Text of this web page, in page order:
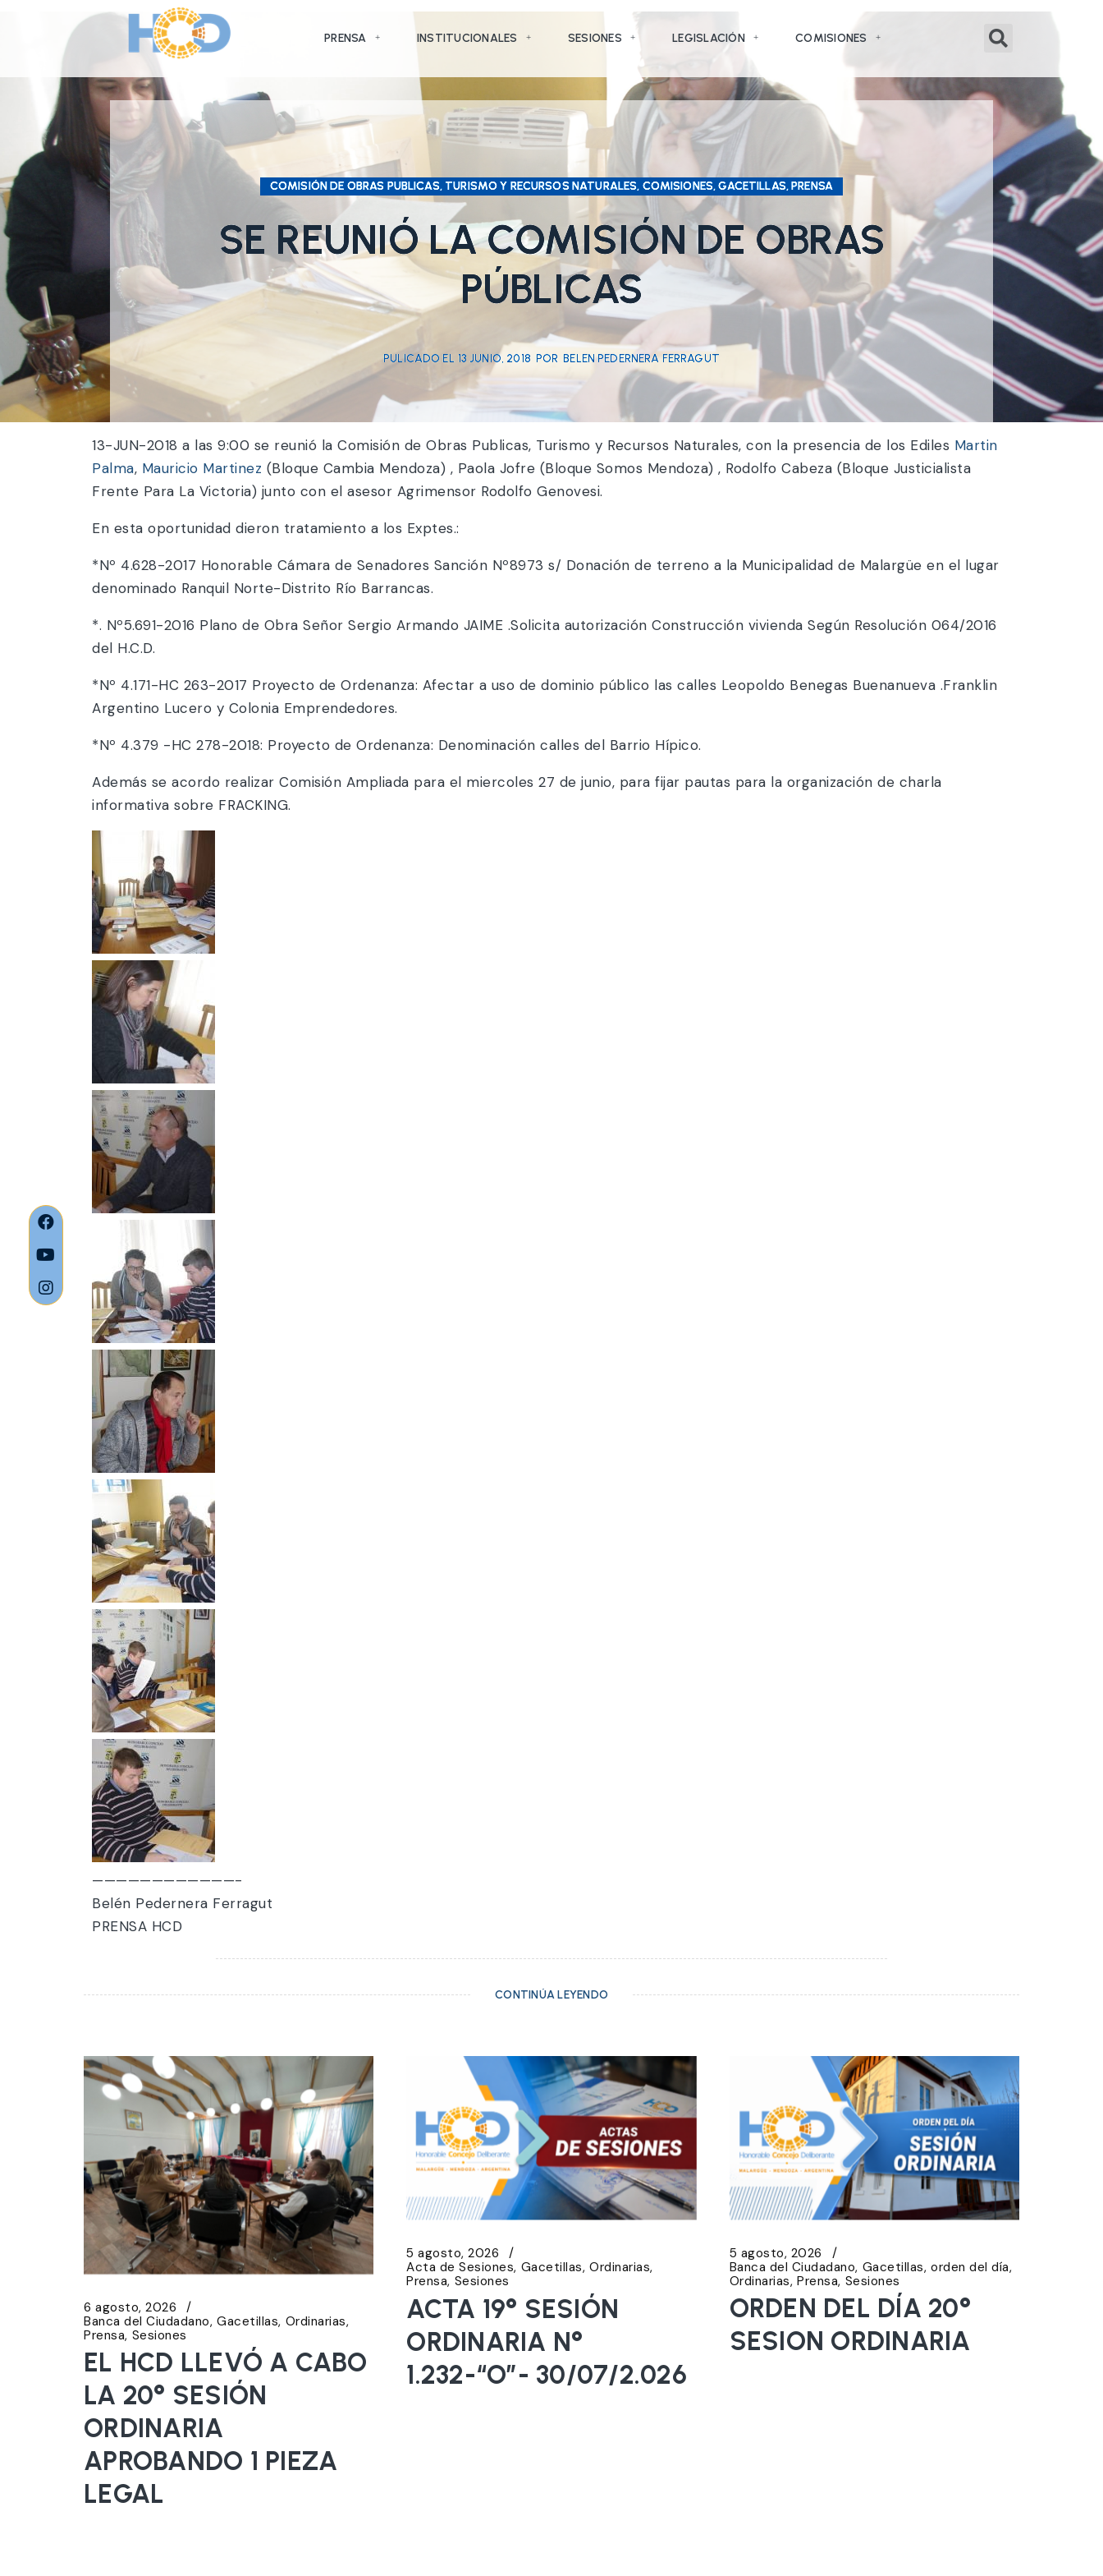
PRENSA INSTITUCIONALES SESIONES LEGISLACIÓN COMISIONES
COMISIÓN DE OBRAS PUBLICAS, TURISMO Y RECURSOS NATURALES, COMISIONES, GACETILLAS, PRENSA
SE REUNIÓ LA COMISIÓN DE OBRAS
PÚBLICAS
PULICADO EL 13 JUNIO, 2018 POR BELEN PEDERNERA FERRAGUT
13-JUN-2018 a las 9:00 se reunió la Comisión de Obras Publicas, Turismo y Recursos Naturales, con la presencia de los Ediles Martin
Palma, Mauricio Martinez (Bloque Cambia Mendoza) , Paola Jofre (Bloque Somos Mendoza) , Rodolfo Cabeza (Bloque Justicialista
Frente Para La Victoria) junto con el asesor Agrimensor Rodolfo Genovesi.
En esta oportunidad dieron tratamiento a los Exptes.:
*Nº 4.628-2017 Honorable Cámara de Senadores Sanción Nº8973 s/ Donación de terreno a la Municipalidad de Malargüe en el lugar
denominado Ranquil Norte-Distrito Río Barrancas.
*. Nº5.691-2016 Plano de Obra Señor Sergio Armando JAIME .Solicita autorización Construcción vivienda Según Resolución 064/2016
del H.C.D.
*Nº 4.171-HC 263-2017 Proyecto de Ordenanza: Afectar a uso de dominio público las calles Leopoldo Benegas Buenanueva .Franklin
Argentino Lucero y Colonia Emprendedores.
*Nº 4.379 -HC 278-2018: Proyecto de Ordenanza: Denominación calles del Barrio Hípico.
Además se acordo realizar Comisión Ampliada para el miercoles 27 de junio, para fijar pautas para la organización de charla
informativa sobre FRACKING.
————————————-
Belén Pedernera Ferragut
PRENSA HCD
CONTINÚA LEYENDO
6 agosto, 2026
Banca del Ciudadano Gacetillas Ordinarias
Prensa Sesiones
EL HCD LLEVÓ A CABO
LA 20° SESIÓN
ORDINARIA
APROBANDO 1 PIEZA
LEGAL
5 agosto, 2026
Acta de Sesiones Gacetillas Ordinarias
Prensa Sesiones
ACTA 19° SESIÓN
ORDINARIA N°
1.232-“O”- 30/07/2.026
5 agosto, 2026
Banca del Ciudadano Gacetillas orden del día
Ordinarias Prensa Sesiones
ORDEN DEL DÍA 20°
SESION ORDINARIA